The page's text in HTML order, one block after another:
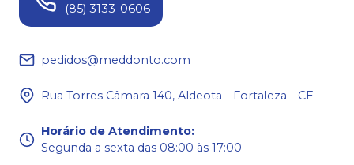
(85) 3133-0606
pedidos@meddonto.com
Rua Torres Câmara 140, Aldeota - Fortaleza - CE
Horário de Atendimento:
Segunda a sexta das 08:00 às 17:00